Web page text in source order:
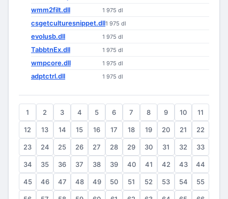
wmm2filt.dll 1 975 dl
csgetculturesnippet.dll1 975 dl
evolusb.dll 1 975 dl
TabbtnEx.dll 1 975 dl
wmpcore.dll 1 975 dl
adptctrl.dll 1 975 dl
1 2 3 4 5 6 7 8 9 10 11
12 13 14 15 16 17 18 19 20 21 22
23 24 25 26 27 28 29 30 31 32 33
34 35 36 37 38 39 40 41 42 43 44
45 46 47 48 49 50 51 52 53 54 55